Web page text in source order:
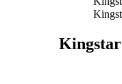
اسپیکر بلوتوثی کینگ استار Kingstar